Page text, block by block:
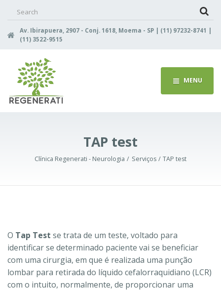
Av. Ibirapuera, 2907 - Conj. 1618, Moema - SP | (11) 97232-8741 |
(11) 3522-9515
MENU
TAP test
Clínica Regenerati - Neurologia Serviços TAP test
O Tap Test se trata de um teste, voltado para
identificar se determinado paciente vai se beneficiar
com uma cirurgia, em que é realizada uma punção
lombar para retirada do líquido cefalorraquidiano (LCR)
com o intuito, normalmente, de proporcionar uma